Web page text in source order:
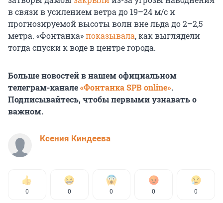
в связи в усилением ветра до 19–24 м/с и
прогнозируемой высоты волн вне льда до 2–2,5
метра. «Фонтанка»показывала, как выглядели
тогда спуски к воде в центре города.
Больше новостей в нашем официальном
телеграм-канале«Фонтанка SPB online».
Подписывайтесь, чтобы первыми узнавать о
важном.
Ксения Киндеева
0 0 0 0 0